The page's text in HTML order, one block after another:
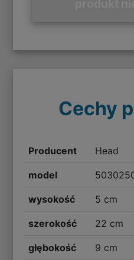
Cechy
Producent Head
model
wysokość 5 cm
szerokość 22 cm
głębokość 9 cm